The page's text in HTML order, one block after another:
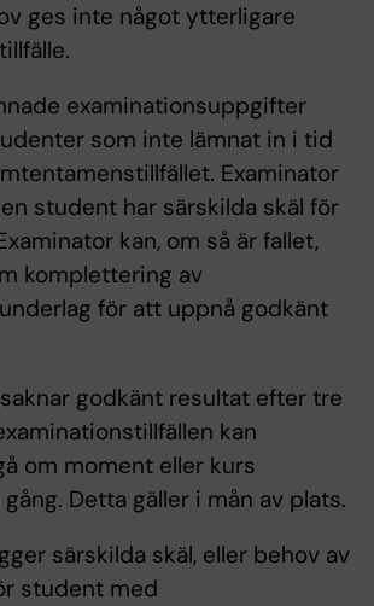
ges inte något ytterligare
examinationsuppgifter
som inte lämnat in i tid
Examinator
student har särskilda skäl för
kan, om så är fallet,
komplettering av
för att uppnå godkänt
godkänt resultat efter tre
kan
om moment eller kurs
Detta gäller i mån av plats.
särskilda skäl, eller behov av
student med